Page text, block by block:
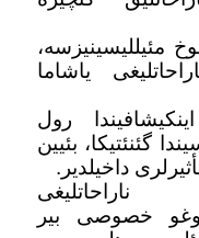
مئیللیسینیزسه،
یاشاما
اینکیشافیندا رول
گئنئتیکا، بئیین
داخیلدیر .
ناراحاتلیغی
خصوصی بیر